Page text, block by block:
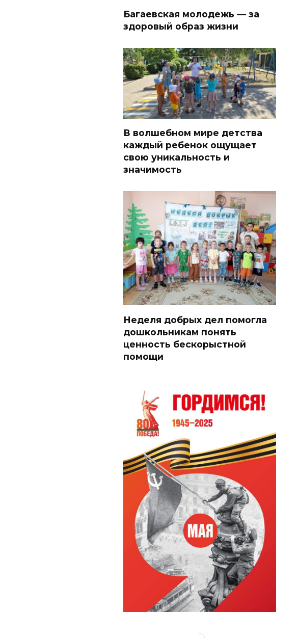
Багаевская молодежь — за
здоровый образ жизни
В волшебном мире детства
каждый ребенок ощущает
свою уникальность и
значимость
Неделя добрых дел помогла
дошкольникам понять
ценность бескорыстной
помощи